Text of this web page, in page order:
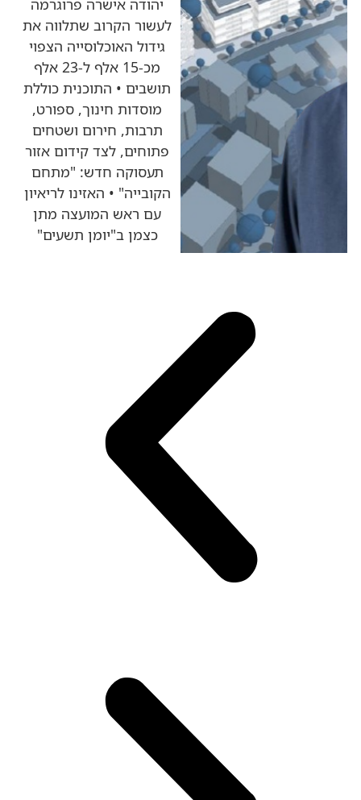
לעשור הקרוב שתלווה את
גידול האוכלוסייה הצפוי
מכ-15 אלף ל-23 אלף
תושבים • התוכנית כוללת
מוסדות חינוך, ספורט,
תרבות, חירום ושטחים
פתוחים, לצד קידום אזור
תעסוקה חדש: "מתחם
הקובייה" • האזינו לריאיון
עם ראש המועצה מתן
כצמן ב"יומן תשעים"